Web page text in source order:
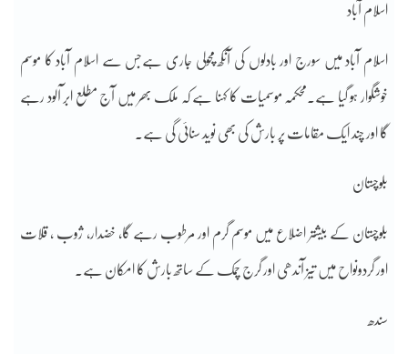
اسلام آباد
اسلام آباد میں سورج اور بادلوں کی آنکھ مچولی جاری ہےجس سے اسلام آباد کا موسم
خوشگوار ہو گیا ہے۔محکمہ موسمیات کا کہنا ہے کہ ملک بھر میں آج مطلع ابر آلود رہے
گا اور چند ایک مقامات پر بارش کی بھی نوید سنائی گی ہے۔
بلوچستان
بلوچستان کے بیشتر اضلاع میں موسم گرم اور مرطوب رہے گا، خضدار، ژوب ، قلات
اور گردونواح میں تیز آندھی اور گرج چمک کے ساتھ بارش کا امکان ہے۔
سندھ